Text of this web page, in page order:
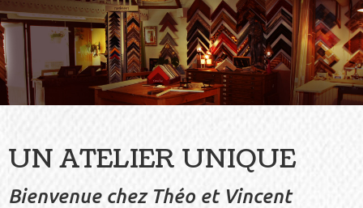
UN ATELIER UNIQUE
Bienvenue chez Théo et Vincent